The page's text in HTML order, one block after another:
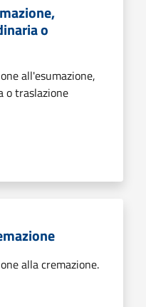
o
all'esumazione,
o traslazione
alla cremazione.